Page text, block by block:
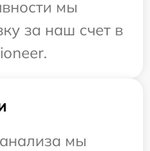
мы
за наш счет в
мы